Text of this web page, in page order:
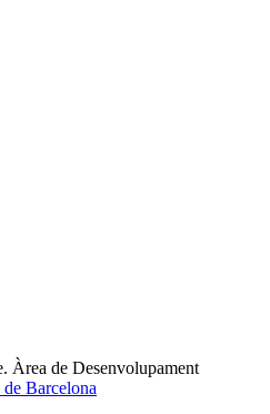
Àrea de Desenvolupament
Barcelona